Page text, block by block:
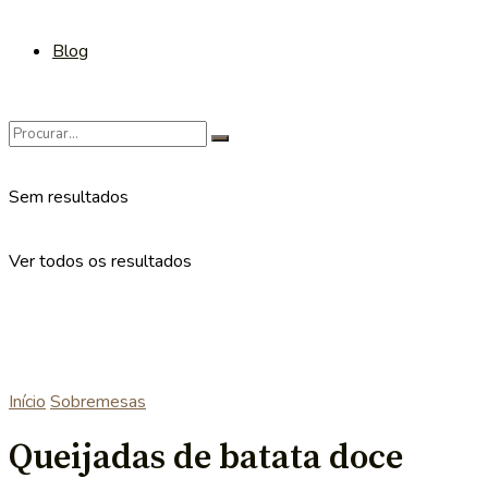
Blog
Sem resultados
Ver todos os resultados
Início Sobremesas
Queijadas de batata doce